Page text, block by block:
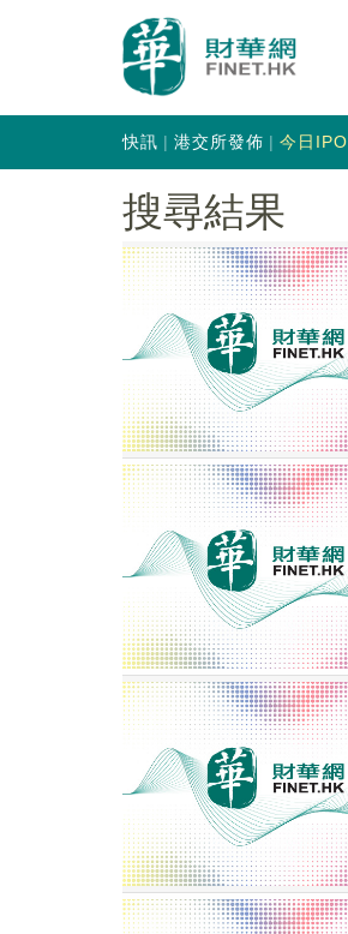
快訊 港交所發佈 今日IPO
搜尋結果